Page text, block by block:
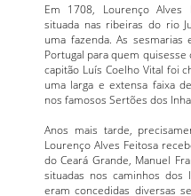
Em 1708, Lourenço Alves
situada nas ribeiras do rio
uma fazenda. As
Portugal para quem
capitão Luís Coelho Vital foi
uma larga e extensa faixa
nos famosos Sertões dos
Anos mais tarde,
Lourenço Alves Feitosa
do Ceará Grande, Manuel
situadas nos caminhos dos
eram concedidas diversas